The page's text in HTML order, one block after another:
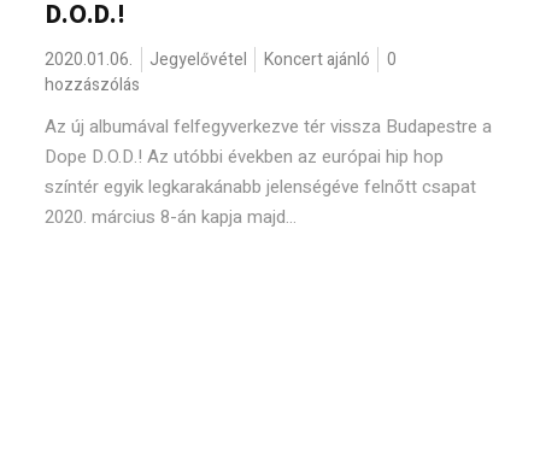
D.O.D.!
2020.01.06. Jegyelővétel Koncert ajánló
0
hozzászólás
Az új albumával felfegyverkezve tér vissza Budapestre a
Dope D.O.D.! Az utóbbi években az európai hip hop
színtér egyik legkarakánabb jelenségéve felnőtt csapat
2020. március 8-án kapja majd...